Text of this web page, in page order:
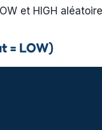
et HIGH
= LOW)